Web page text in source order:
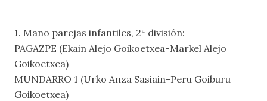
1. Mano parejas infantiles, 2ª división:
PAGAZPE (Ekain Alejo Goikoetxea-Markel Alejo
Goikoetxea)
MUNDARRO 1 (Urko Anza Sasiain-Peru Goiburu
Goikoetxea)